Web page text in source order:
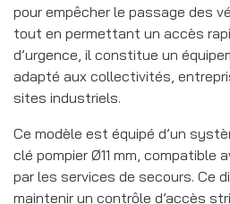
pour empêcher le passage des
tout en permettant un accès
d’urgence, il constitue un
adapté aux collectivités,
sites industriels.
Ce modèle est équipé d’un
clé pompier Ø11 mm, compatible
par les services de secours. Ce
maintenir un contrôle d’accès